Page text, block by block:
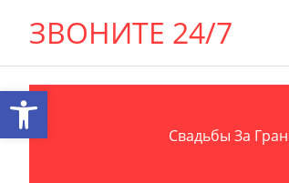
ЗВОНИТЕ 24/7
Свадьбы За
Открыть панель инструментов